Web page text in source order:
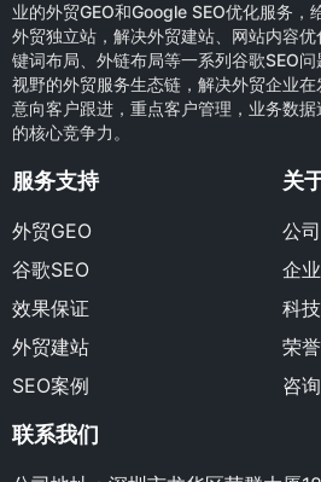
业的外贸GEO和Google SEO优化服务，
外贸独立站，解决外贸建站、网站内容
键词布局、外链布局等一系列谷歌SEO
视野的外贸服务生态链，解决外贸企业在
意向客户跟进，重点客户管理，业务数
的核心竞争力。
服务支持
外贸GEO
谷歌SEO
效果保证
外贸建站
SEO案例
关
公
企
科
荣
咨
联系我们